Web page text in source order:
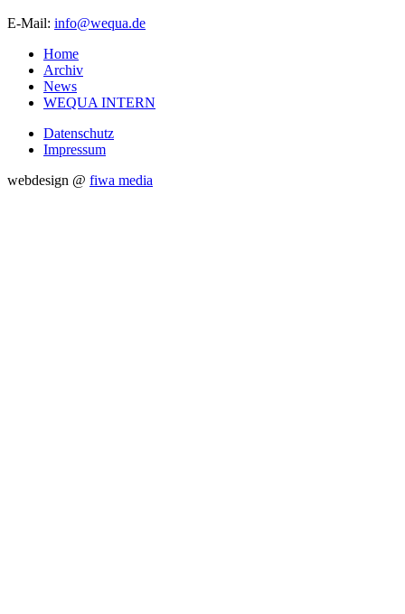
E-Mail: info@wequa.de
Home
Archiv
News
WEQUA INTERN
Datenschutz
Impressum
webdesign @ fiwa media